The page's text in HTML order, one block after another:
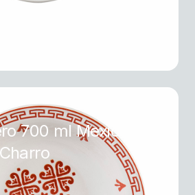
700 ml Mexicana